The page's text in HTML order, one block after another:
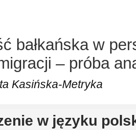
bałkańska w
– próba
Kasińska-Metryka
w języku